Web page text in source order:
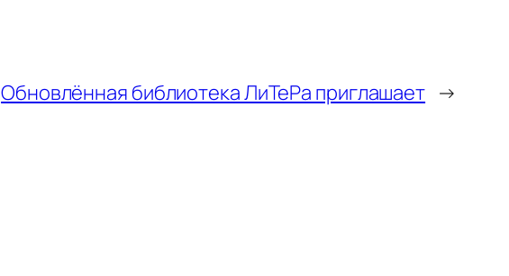
Обновлённая библиотека ЛиТеРа приглашает →